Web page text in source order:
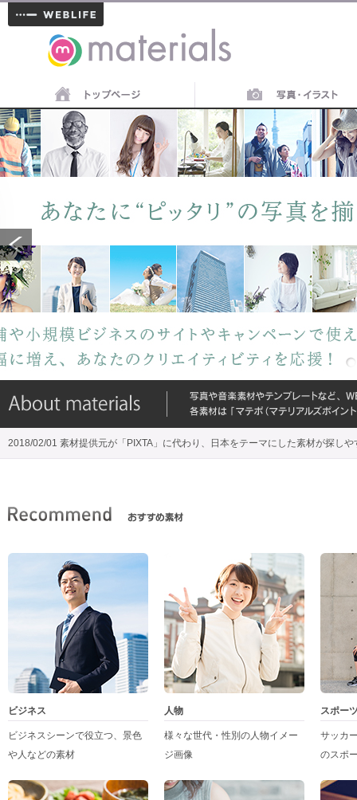
materials
2018/02/01 素材提供元が「PIXTA」に代わり、日本をテーマにした素材が探しや
ビジネス
ビジネスシーンで役立つ、景色
や人などの素材
人物
様々な世代・性別の人物イメー
ジ画像
スポー
サッカ
のスポ